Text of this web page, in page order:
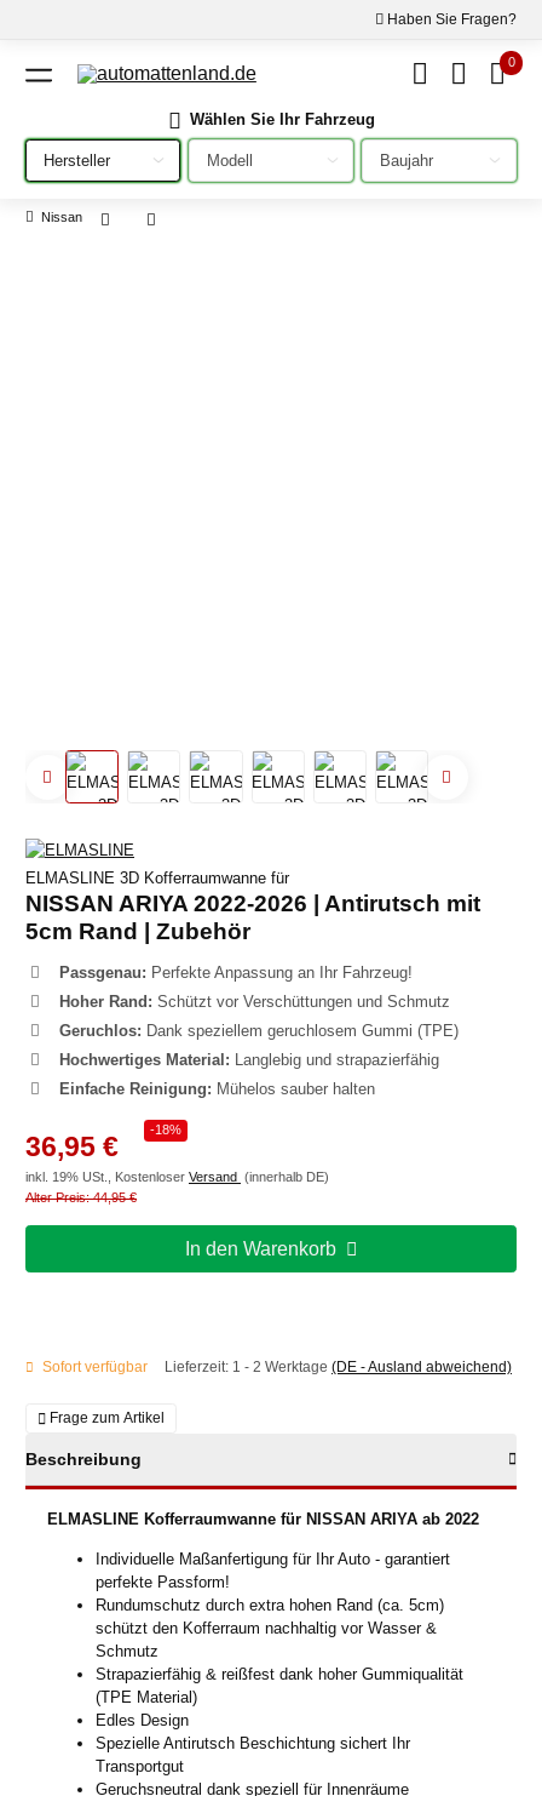
Haben Sie Fragen?
0
Wählen Sie Ihr Fahrzeug
Bitte auswählen
Bitte auswählen Bitte auswählen
Nissan
ELMASLINE 3D Kofferraumwanne für
NISSAN ARIYA 2022-2026 | Antirutsch mit
5cm Rand | Zubehör
Passgenau: Perfekte Anpassung an Ihr Fahrzeug!
Hoher Rand: Schützt vor Verschüttungen und Schmutz
Geruchlos: Dank speziellem geruchlosem Gummi (TPE)
Hochwertiges Material: Langlebig und strapazierfähig
Einfache Reinigung: Mühelos sauber halten
-18%
36,95 €
inkl. 19% USt., Kostenloser Versand (innerhalb DE)
Alter Preis: 44,95 €
In den Warenkorb
Sofort verfügbar Lieferzeit: 1 - 2 Werktage (DE - Ausland abweichend)
Frage zum Artikel
Beschreibung
ELMASLINE Kofferraumwanne für NISSAN ARIYA ab 2022
Individuelle Maßanfertigung für Ihr Auto - garantiert
perfekte Passform!
Rundumschutz durch extra hohen Rand (ca. 5cm)
schützt den Kofferraum nachhaltig vor Wasser &
Schmutz
Strapazierfähig & reißfest dank hoher Gummiqualität
(TPE Material)
Edles Design
Spezielle Antirutsch Beschichtung sichert Ihr
Transportgut
Geruchsneutral dank speziell für Innenräume